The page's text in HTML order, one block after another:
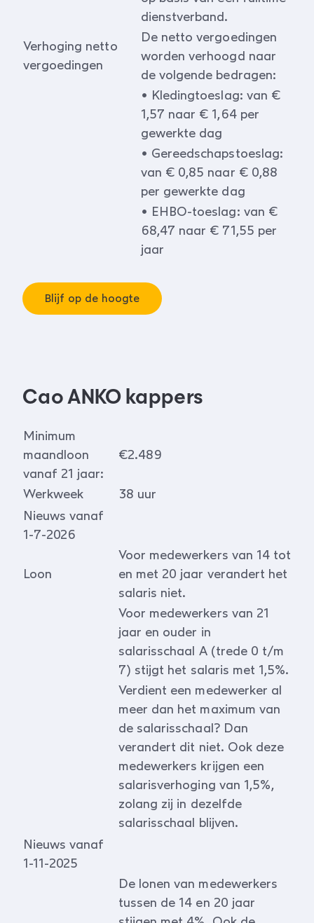
dienstverband.
Verhoging netto
vergoedingen
De netto vergoedingen
worden verhoogd naar
de volgende bedragen:
• Kledingtoeslag: van €
1,57 naar € 1,64 per
gewerkte dag
• Gereedschapstoeslag:
van € 0,85 naar € 0,88
per gewerkte dag
• EHBO-toeslag: van €
68,47 naar € 71,55 per
jaar
Blijf op de hoogte
Cao ANKO kappers
Minimum
maandloon
vanaf 21 jaar:
€2.489
Werkweek
38 uur
Nieuws vanaf
1-7-2026
Loon
Voor medewerkers van 14 tot
en met 20 jaar verandert het
salaris niet.
Voor medewerkers van 21
jaar en ouder in
salarisschaal A (trede 0 t/m
7) stijgt het salaris met 1,5%.
Verdient een medewerker al
meer dan het maximum van
de salarisschaal? Dan
verandert dit niet. Ook deze
medewerkers krijgen een
salarisverhoging van 1,5%,
zolang zij in dezelfde
salarisschaal blijven.
Nieuws vanaf
1-11-2025
De lonen van medewerkers
tussen de 14 en 20 jaar